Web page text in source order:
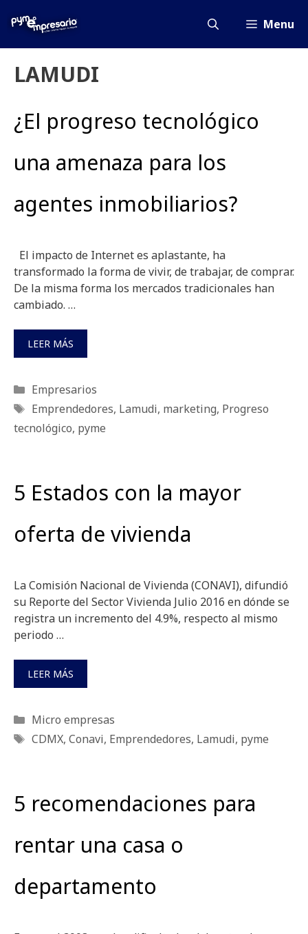
Menu
LAMUDI
¿El progreso tecnológico
una amenaza para los
agentes inmobiliarios?
El impacto de Internet es aplastante, ha
transformado la forma de vivir, de trabajar, de comprar.
De la misma forma los mercados tradicionales han
cambiado. …
LEER MÁS
Categorías
Empresarios
Etiquetas
Emprendedores, Lamudi, marketing, Progreso
tecnológico, pyme
5 Estados con la mayor
oferta de vivienda
La Comisión Nacional de Vivienda (CONAVI), difundió
su Reporte del Sector Vivienda Julio 2016 en dónde se
registra un incremento del 4.9%, respecto al mismo
periodo …
LEER MÁS
Categorías
Micro empresas
Etiquetas
CDMX, Conavi, Emprendedores, Lamudi, pyme
5 recomendaciones para
rentar una casa o
departamento